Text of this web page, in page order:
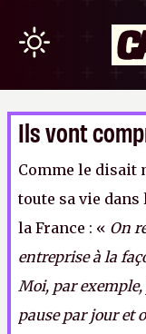
Ils vont
Comme le disait
toute sa vie
la France : « On
entreprise à la
Moi, par
pause par jour et